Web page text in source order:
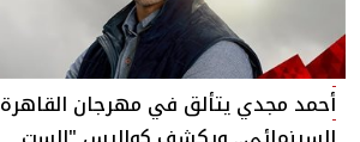
أحمد مجدي يتألق في مهرجان القاهرة